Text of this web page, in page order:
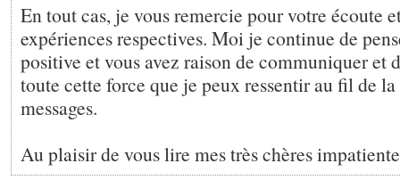
En tout cas, je vous remercie pour votre écoute
expériences respectives. Moi je continue de
positive et vous avez raison de communiquer et
toute cette force que je peux ressentir au fil de
messages.
Au plaisir de vous lire mes très chères